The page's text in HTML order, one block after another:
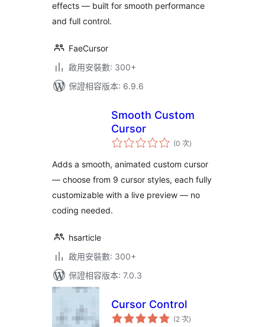
effects — built for smooth performance
and full control.
FaeCursor
啟用安裝數: 300+
保證相容版本: 6.9.6
Smooth Custom
Cursor
(0 次評
分
數
)
Adds a smooth, animated custom cursor
— choose from 9 cursor styles, each fully
customizable with a live preview — no
coding needed.
hsarticle
啟用安裝數: 300+
保證相容版本: 7.0.3
Cursor Control
(2 次評
分)